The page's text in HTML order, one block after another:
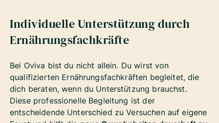
Individuelle Unterstützung durch
Ernährungsfachkräfte
Bei Oviva bist du nicht allein. Du wirst von
qualifizierten Ernährungsfachkräften begleitet, die
dich beraten, wenn du Unterstützung brauchst.
Diese professionelle Begleitung ist der
entscheidende Unterschied zu Versuchen auf eigene